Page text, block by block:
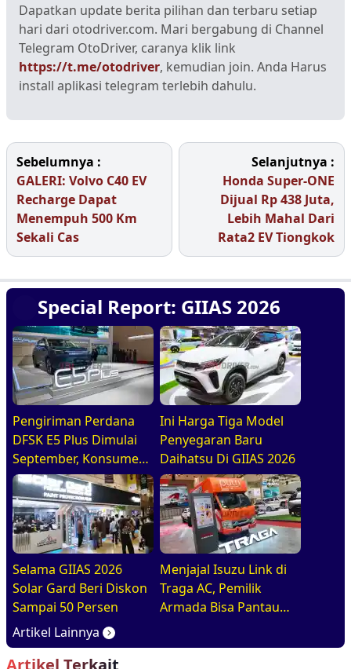
Dapatkan update berita pilihan dan terbaru setiap
hari dari otodriver.com. Mari bergabung di Channel
Telegram OtoDriver, caranya klik link
https://t.me/otodriver, kemudian join. Anda Harus
install aplikasi telegram terlebih dahulu.
Sebelumnya :
GALERI: Volvo C40 EV
Recharge Dapat
Menempuh 500 Km
Sekali Cas
Selanjutnya :
Honda Super-ONE
Dijual Rp 438 Juta,
Lebih Mahal Dari
Rata2 EV Tiongkok
Special Report: GIIAS 2026
Pengiriman Perdana
DFSK E5 Plus Dimulai
September, Konsumen
Diajak Tur Pabrik
Ini Harga Tiga Model
Penyegaran Baru
Daihatsu Di GIIAS 2026
Selama GIIAS 2026
Solar Gard Beri Diskon
Sampai 50 Persen
Menjajal Isuzu Link di
Traga AC, Pemilik
Armada Bisa Pantau
Realtime
Artikel Lainnya
Artikel Terkait